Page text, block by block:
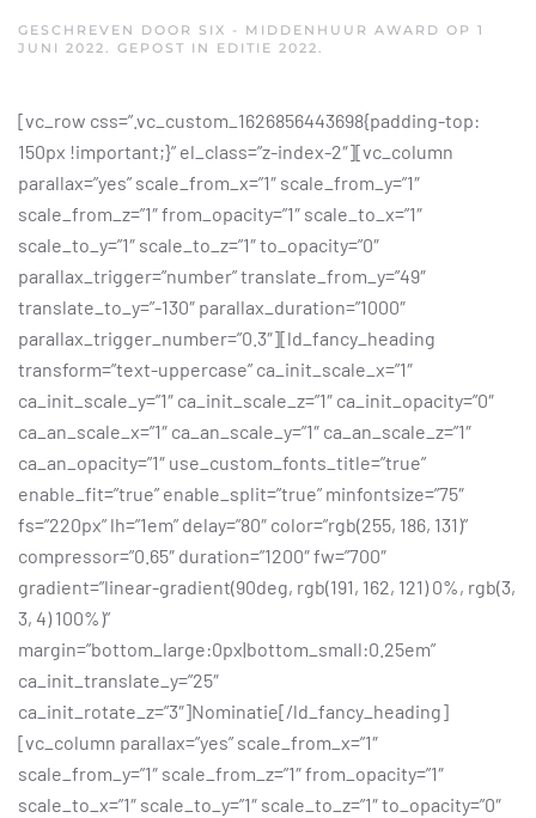
GESCHREVEN DOOR SIX - MIDDENHUUR AWARD OP 1
JUNI 2022. GEPOST IN EDITIE 2022.
[vc_row css=”.vc_custom_1626856443698{padding-top:
150px !important;}” el_class=”z-index-2″][vc_column
parallax=”yes” scale_from_x=”1″ scale_from_y=”1″
scale_from_z=”1″ from_opacity=”1″ scale_to_x=”1″
scale_to_y=”1″ scale_to_z=”1″ to_opacity=”0″
parallax_trigger=”number” translate_from_y=”49″
translate_to_y=”-130″ parallax_duration=”1000″
parallax_trigger_number=”0.3″][ld_fancy_heading
transform=”text-uppercase” ca_init_scale_x=”1″
ca_init_scale_y=”1″ ca_init_scale_z=”1″ ca_init_opacity=”0″
ca_an_scale_x=”1″ ca_an_scale_y=”1″ ca_an_scale_z=”1″
ca_an_opacity=”1″ use_custom_fonts_title=”true”
enable_fit=”true” enable_split=”true” minfontsize=”75″
fs=”220px” lh=”1em” delay=”80″ color=”rgb(255, 186, 131)”
compressor=”0.65″ duration=”1200″ fw=”700″
gradient=”linear-gradient(90deg, rgb(191, 162, 121) 0%, rgb(3,
3, 4) 100%)”
margin=”bottom_large:0px|bottom_small:0.25em”
ca_init_translate_y=”25″
ca_init_rotate_z=”3″]Nominatie[/ld_fancy_heading]
[vc_column parallax=”yes” scale_from_x=”1″
scale_from_y=”1″ scale_from_z=”1″ from_opacity=”1″
scale_to_x=”1″ scale_to_y=”1″ scale_to_z=”1″ to_opacity=”0″